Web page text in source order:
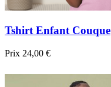
Tshirt Enfant Couque
Prix 24,00 €